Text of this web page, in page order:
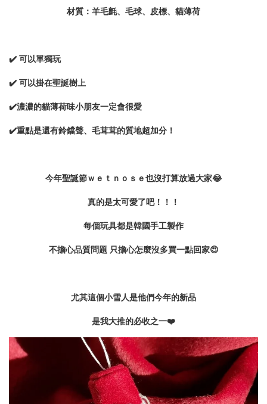
材質：羊毛氈、毛球、皮標、貓薄荷
✔️ 可以單獨玩
✔️ 可以掛在聖誕樹上
✔️濃濃的貓薄荷味小朋友一定會很愛
✔️重點是還有鈴鐺聲、毛茸茸的質地超加分！
今年聖誕節ｗｅｔｎｏｓｅ也沒打算放過大家😂
真的是太可愛了吧！！！
每個玩具都是韓國手工製作
不擔心品質問題 只擔心怎麼沒多買一點回家😍
尤其這個小雪人是他們今年的新品
是我大推的必收之一❤️